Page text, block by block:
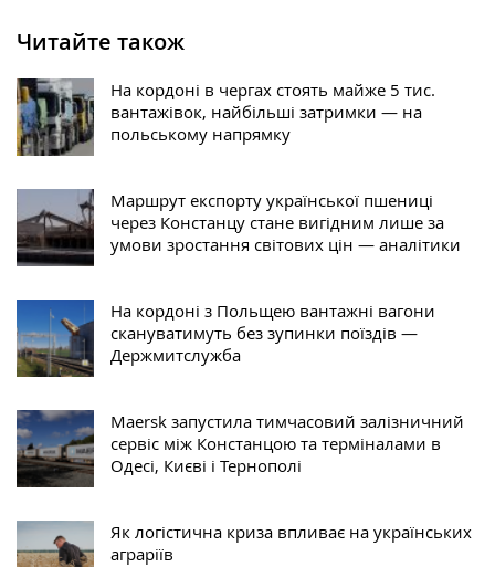
Читайте також
На кордоні в чергах стоять майже 5 тис.
вантажівок, найбільші затримки — на
польському напрямку
Маршрут експорту української пшениці
через Констанцу стане вигідним лише за
умови зростання світових цін — аналітики
На кордоні з Польщею вантажні вагони
скануватимуть без зупинки поїздів —
Держмитслужба
Maersk запустила тимчасовий залізничний
сервіс між Констанцою та терміналами в
Одесі, Києві і Тернополі
Як логістична криза впливає на українських
аграріїв